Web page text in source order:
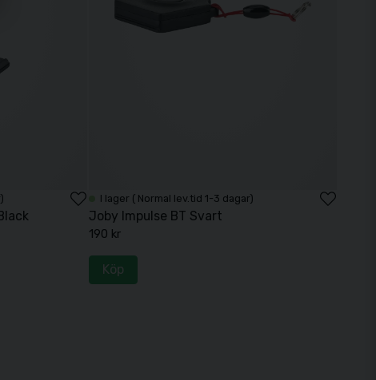
I lager ( Normal lev.tid 1-3 dagar)
Joby Impulse BT Svart
190 kr
Köp